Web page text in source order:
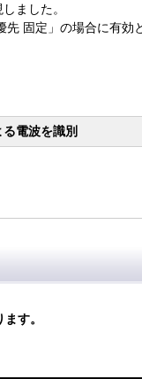
ました。
先 固定」の場合に有効
電波を識別
す。